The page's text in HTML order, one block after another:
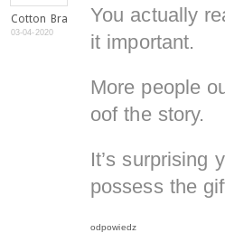
Cotton Bra
03-04-2020
You actually
it important.
More people
oof the story.
It’s surprising
possess the
odpowiedz